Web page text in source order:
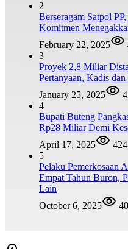
2
Berseragam Satpol
Komitmen
February 22, 2025
3
Proyek 2,8 Miliar
Pertanyaan, Kadis
January 25, 2025
4
Bupati Buteng
Rp28 Miliar Demi
April 17, 2025
5
Pelaku Pemerkosaan
Empat Tahun Buron,
Lain
October 6, 2025